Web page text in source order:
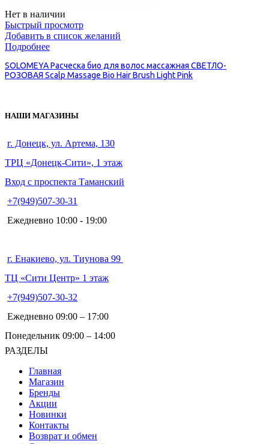
Нет в наличии
Быстрый просмотр
Добавить в список желаний
Подробнее
SOLOMEYA Расческа био для волос массажная СВЕТЛО-
РОЗОВАЯ Scalp Massage Bio Hair Brush Light Pink
НАШИ МАГАЗИНЫ
г. Донецк, ул. Артема, 130
ТРЦ «Донецк-Сити», 1 этаж
Вход с проспекта Таманский
+7(949)507-30-31
Ежедневно 10:00 - 19:00
г. Енакиево, ул. Тиунова 99
ТЦ «Сити Центр» 1 этаж
+7(949)507-30-32
Ежедневно 09:00 – 17:00
Понедельник 09:00 – 14:00
РАЗДЕЛЫ
Главная
Магазин
Бренды
Акции
Новинки
Контакты
Возврат и обмен